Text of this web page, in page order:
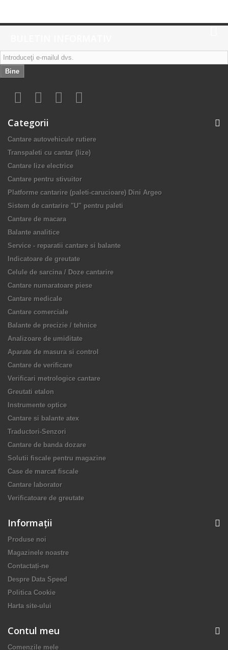
Bine
Categorii
Cantare autovehicule rutiere
Transpaleti cu cantar (lize)
Cantare lize electrice
Cantare pentru stivuitor
Platforme cantarire (paleti-carucioare) Dini Argeo
Sistem de cantarire "U" pentru paleti
Cantare de macara
Balante analitice
Service - reparatii cantare si balante
Indicatoare de greutate
Celule de sarcina / Doze cantarire
Cantare numaratoare piese
Cantare medicale
Cantare comerciale
Balante de precizie / tehnice
Analizoare de umiditate
Aparate de masura si control
Cantare de verificare
Verificari metrologice cantare
Greutati etalon
Instrumente optice
Cantare si balante atex
Traductori-Senzori
Cantare de banda dozare
Solutii fiscale pentru magazine
Case de marcat fiscale
Cantare laborator
Verificatoare de greutate
Informaţii
Produse noi
Magazinele noastre
Contactați-ne
Despre Data Speed
Politica Cookie
Harta site-ului
Contul meu
Comenzile mele